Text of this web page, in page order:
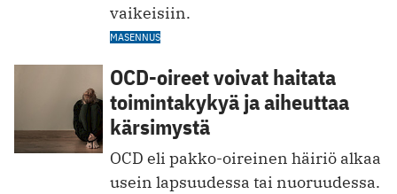
vaikeisiin.
MASENNUS
OCD-oireet voivat haitata
toimintakykyä ja aiheuttaa
kärsimystä
OCD eli pakko-oireinen häiriö alkaa
usein lapsuudessa tai nuoruudessa.